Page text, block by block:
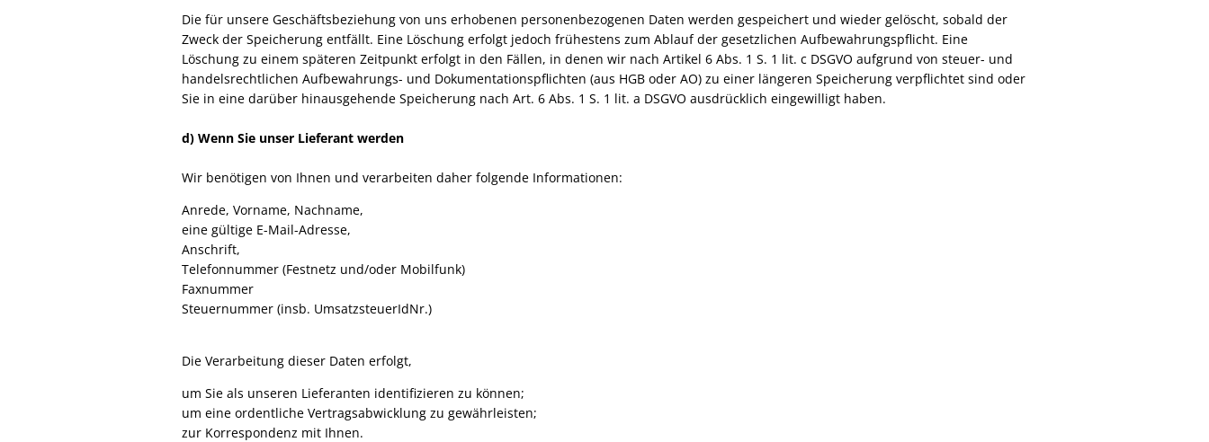
Die für unsere Geschäftsbeziehung von uns erhobenen personenbezogenen Daten werden gespeichert und wieder gelöscht, sobald der
Zweck der Speicherung entfällt. Eine Löschung erfolgt jedoch frühestens zum Ablauf der gesetzlichen Aufbewahrungspflicht. Eine
Löschung zu einem späteren Zeitpunkt erfolgt in den Fällen, in denen wir nach Artikel 6 Abs. 1 S. 1 lit. c DSGVO aufgrund von steuer- und
handelsrechtlichen Aufbewahrungs- und Dokumentationspflichten (aus HGB oder AO) zu einer längeren Speicherung verpflichtet sind oder
Sie in eine darüber hinausgehende Speicherung nach Art. 6 Abs. 1 S. 1 lit. a DSGVO ausdrücklich eingewilligt haben.
d) Wenn Sie unser Lieferant werden
Wir benötigen von Ihnen und verarbeiten daher folgende Informationen:
Anrede, Vorname, Nachname,
eine gültige E-Mail-Adresse,
Anschrift,
Telefonnummer (Festnetz und/oder Mobilfunk)
Faxnummer
Steuernummer (insb. UmsatzsteuerIdNr.)
Die Verarbeitung dieser Daten erfolgt,
um Sie als unseren Lieferanten identifizieren zu können;
um eine ordentliche Vertragsabwicklung zu gewährleisten;
zur Korrespondenz mit Ihnen.